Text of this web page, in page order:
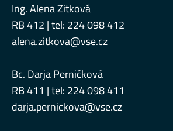
Ing. Alena Zitková
RB 412 | tel: 224 098 412
alena.zitkova@vse.cz
Bc. Darja Perničková
RB 411 | tel: 224 098 411
darja.pernickova@vse.cz